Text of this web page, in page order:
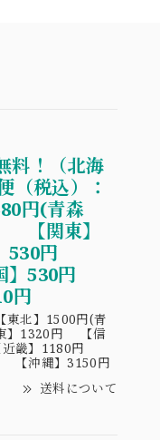
料！（北海
（税込）：
円(青森
【関東】
530円
】530円
円
北】1500円(青
】1320円 【信
畿】1180円
【沖縄】3150円
送料について